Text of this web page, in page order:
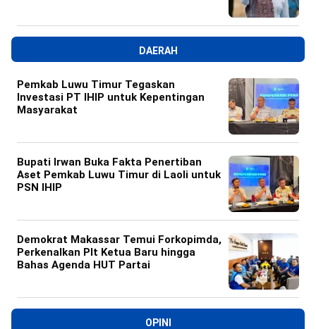
DAERAH
Pemkab Luwu Timur Tegaskan
Investasi PT IHIP untuk Kepentingan
Masyarakat
Bupati Irwan Buka Fakta Penertiban
Aset Pemkab Luwu Timur di Laoli untuk
PSN IHIP
Demokrat Makassar Temui Forkopimda,
Perkenalkan Plt Ketua Baru hingga
Bahas Agenda HUT Partai
OPINI